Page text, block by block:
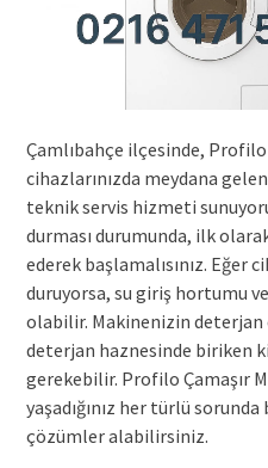
Çamlıbahçe ilçesinde, Profilo
cihazlarınızda meydana
teknik servis hizmeti
durması durumunda, ilk
ederek başlamalısınız. Eğer
duruyorsa, su giriş hortumu
olabilir. Makinenizin
deterjan haznesinde biriken
gerekebilir. Profilo Çamaşır
yaşadığınız her türlü
çözümler alabilirsiniz.